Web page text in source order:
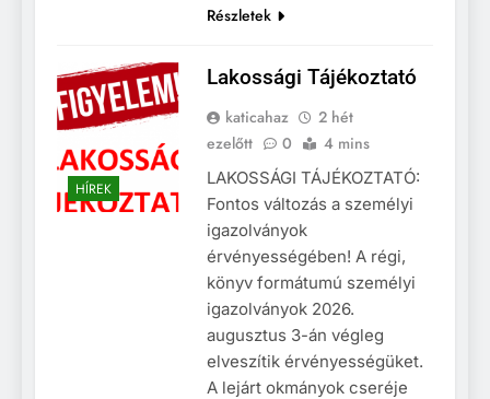
Részletek
HÍREK
Lakossági Tájékoztató
katicahaz
2 hét
ezelőtt
0 4 mins
LAKOSSÁGI TÁJÉKOZTATÓ:
Fontos változás a személyi
igazolványok
érvényességében! A régi,
könyv formátumú személyi
igazolványok 2026.
augusztus 3-án végleg
elveszítik érvényességüket.
A lejárt okmányok cseréje